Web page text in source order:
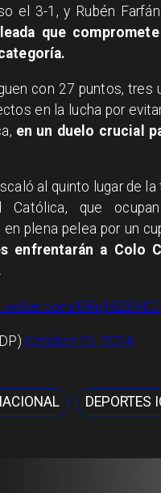
el 3-1, y Rubén
que
con 27 puntos, tres
en la lucha por
en un duelo crucial
al quinto lugar de
Católica, que
plena pelea por un
enfrentarán a Colo
October 20, 2024
DEPORTES